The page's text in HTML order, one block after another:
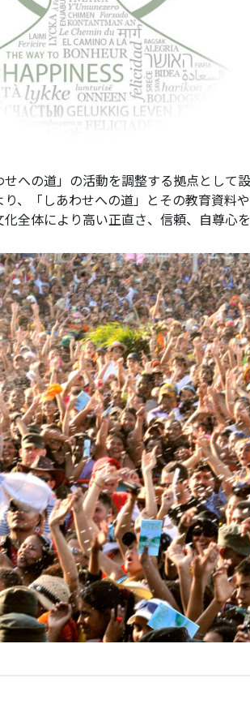
せへの道」の活動を調整する拠点として
り、「しあわせへの道」とその教育資料
化全体により高い正直さ、信頼、自尊心